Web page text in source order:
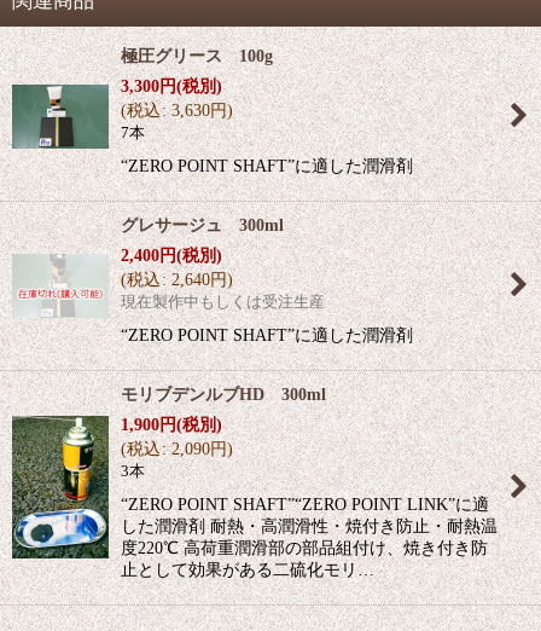
極圧グリース 100g
3,300円(税別)
(税込: 3,630円)
7本
“ZERO POINT SHAFT”に適した潤滑剤
グレサージュ 300ml
2,400円(税別)
(税込: 2,640円)
現在製作中もしくは受注生産
“ZERO POINT SHAFT”に適した潤滑剤
モリブデンルブHD 300ml
1,900円(税別)
(税込: 2,090円)
3本
“ZERO POINT SHAFT”“ZERO POINT LINK”に適
した潤滑剤 耐熱・高潤滑性・焼付き防止・耐熱温
度220℃ 高荷重潤滑部の部品組付け、焼き付き防
止として効果がある二硫化モリ…